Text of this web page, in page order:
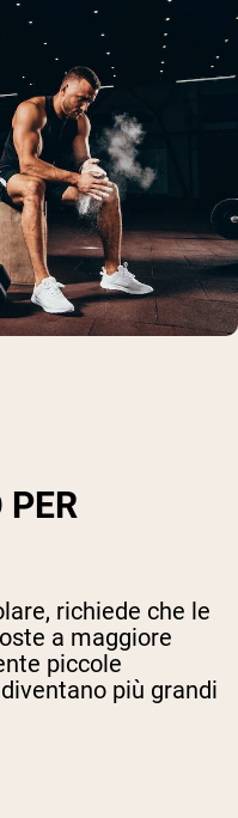
PER
richiede che le
a maggiore
piccole
più grandi